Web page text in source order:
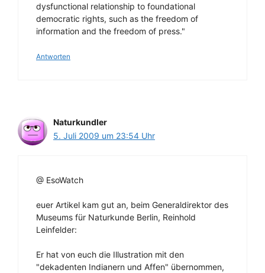
dysfunctional relationship to foundational
democratic rights, such as the freedom of
information and the freedom of press."
Antworten
Naturkundler
5. Juli 2009 um 23:54 Uhr
@ EsoWatch
euer Artikel kam gut an, beim Generaldirektor des
Museums für Naturkunde Berlin, Reinhold
Leinfelder:
Er hat von euch die Illustration mit den
"dekadenten Indianern und Affen" übernommen,